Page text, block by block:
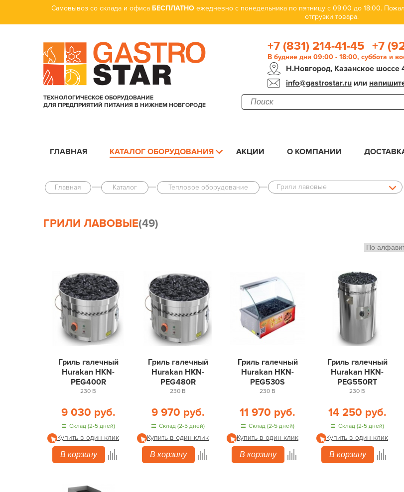
Самовывоз со склада и офиса БЕСПЛАТНО ежедневно с понедельника по пятницу с 09:00 до 18:00.
отгрузки товара.
ТЕХНОЛОГИЧЕСКОЕ ОБОРУДОВАНИЕ
ДЛЯ ПРЕДПРИЯТИЙ ПИТАНИЯ В НИЖНЕМ НОВГОРОДЕ
+7 (831) 214-41-45 +7
В будние дни 09:00 - 18:00, суббота и
Н.Новгород, Казанское шоссе
info@gastrostar.ruили
ГЛАВНАЯ КАТАЛОГ ОБОРУДОВАНИЯ АКЦИИ О КОМПАНИИ
Главная Каталог Тепловое оборудование Грили лавовые
ГРИЛИ ЛАВОВЫЕ(49)
Гриль галечный
Hurakan HKN-
PEG400R
230 В
9 030 руб.
Склад (2-5 дней)
Купить в один клик
В корзину
Гриль галечный
Hurakan HKN-
PEG480R
230 В
9 970 руб.
Склад (2-5 дней)
Купить в один клик
В корзину
Гриль галечный
Hurakan HKN-
PEG530S
230 В
11 970 руб.
Склад (2-5 дней)
Купить в один клик
В корзину
Гриль галечный
Hurakan HKN-
PEG550RT
230 В
14 250 руб.
Склад (2-5 дней)
Купить в один клик
В корзину